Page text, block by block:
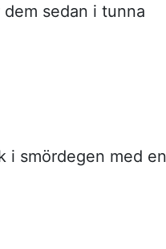
sedan i tunna
i smördegen med en